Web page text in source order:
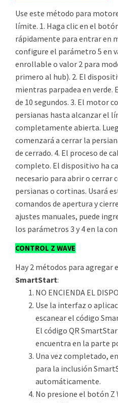
Use este método para
límite. 1. Haga clic en el
rápidamente para entrar en
configure el parámetro 5 en
enrollable o valor 2 para
primero al hub). 2. El
mientras parpadea en verde.
de 10 segundos. 3. El motor
persianas hasta alcanzar el
completamente abierta.
comenzará a cerrar la
de cerrado. 4. El proceso de
completo. El dispositivo ha
necesario para abrir o cerrar
persianas o cortinas. Usará
comandos de apertura y
ajustes manuales, puede
los parámetros 3 y 4 en la
CONTROL Z WAVE
Hay 2 métodos para agregar
SmartStart:
NO ENCIENDA EL
Use la interfaz o
escanear el código
El código QR
encuentra en la parte
Una vez completado,
para la inclusión
automáticamente.
No presione el botón Z